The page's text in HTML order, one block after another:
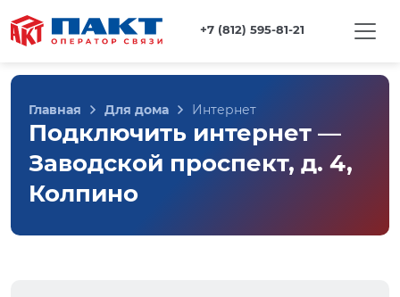
+7 (812) 595-81-21
Главная Для дома Интернет
Подключить интернет —
Заводской проспект, д. 4,
Колпино